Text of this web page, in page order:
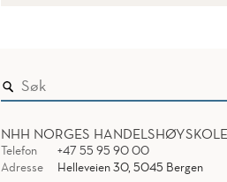
NHH NORGES HANDELSHØYSKOLE
Telefon
+47 55 95 90 00
Adresse
Helleveien 30, 5045 Bergen